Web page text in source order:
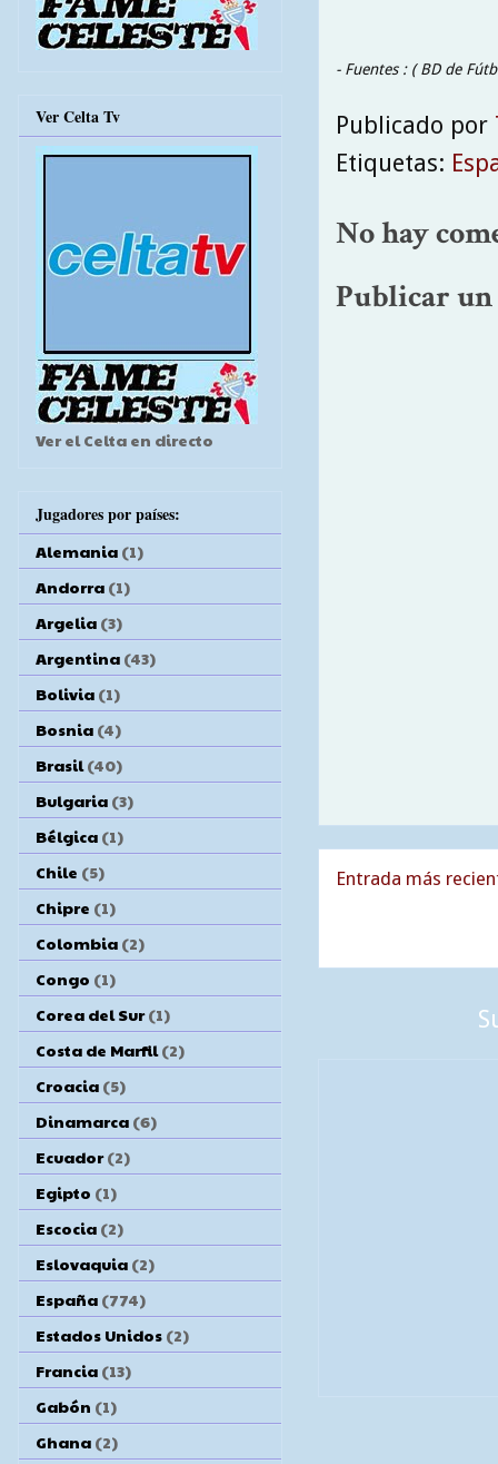
- Fuentes : ( BD de
Publicado por
Etiquetas:
No hay
Publicar
Entrada más
Ver Celta Tv
Ver el Celta en directo
Jugadores por países:
Alemania (1)
Andorra (1)
Argelia (3)
Argentina (43)
Bolivia (1)
Bosnia (4)
Brasil (40)
Bulgaria (3)
Bélgica (1)
Chile (5)
Chipre (1)
Colombia (2)
Congo (1)
Corea del Sur (1)
Costa de Marfil (2)
Croacia (5)
Dinamarca (6)
Ecuador (2)
Egipto (1)
Escocia (2)
Eslovaquia (2)
España (774)
Estados Unidos (2)
Francia (13)
Gabón (1)
Ghana (2)